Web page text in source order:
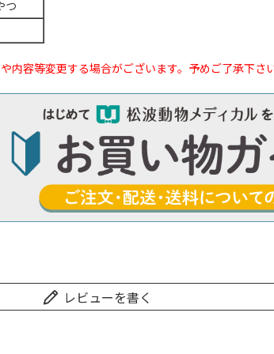
つ
内容等変更する場合がございます。予めご了承下さ
レビューを書く